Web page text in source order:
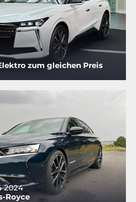
zum gleichen Preis
2024
Royce